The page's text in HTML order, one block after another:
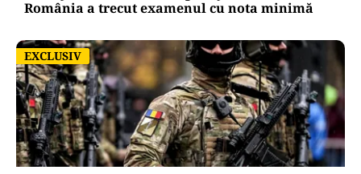
România a trecut examenul cu nota minimă
EXCLUSIV
EXCLUSIV